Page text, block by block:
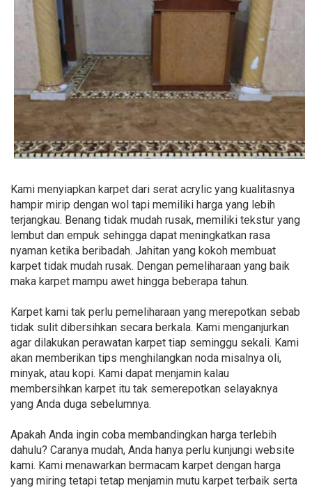
Kami menyiapkan karpet dari serat acrylic yang kualitasnya
hampir mirip dengan wol tapi memiliki harga yang lebih
terjangkau. Benang tidak mudah rusak, memiliki tekstur yang
lembut dan empuk sehingga dapat meningkatkan rasa
nyaman ketika beribadah. Jahitan yang kokoh membuat
karpet tidak mudah rusak. Dengan pemeliharaan yang baik
maka karpet mampu awet hingga beberapa tahun.
Karpet kami tak perlu pemeliharaan yang merepotkan sebab
tidak sulit dibersihkan secara berkala. Kami menganjurkan
agar dilakukan perawatan karpet tiap seminggu sekali. Kami
akan memberikan tips menghilangkan noda misalnya oli,
minyak, atau kopi. Kami dapat menjamin kalau
membersihkan karpet itu tak semerepotkan selayaknya
yang Anda duga sebelumnya.
Apakah Anda ingin coba membandingkan harga terlebih
dahulu? Caranya mudah, Anda hanya perlu kunjungi website
kami. Kami menawarkan bermacam karpet dengan harga
yang miring tetapi tetap menjamin mutu karpet terbaik serta